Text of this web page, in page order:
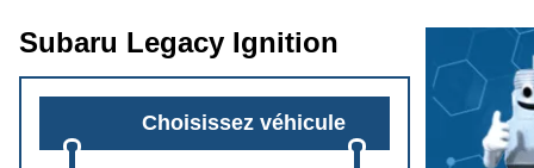
Subaru Legacy Ignition
Choisissez véhicule